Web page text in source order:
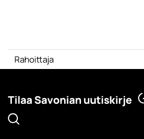
Rahoittaja
Tilaa Savonian uutiskirje